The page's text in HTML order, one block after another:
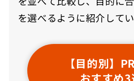
を選べるように紹介してい
【目的別】
おすすめ3